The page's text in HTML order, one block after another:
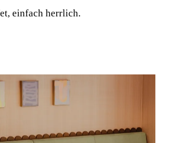
einfach herrlich.